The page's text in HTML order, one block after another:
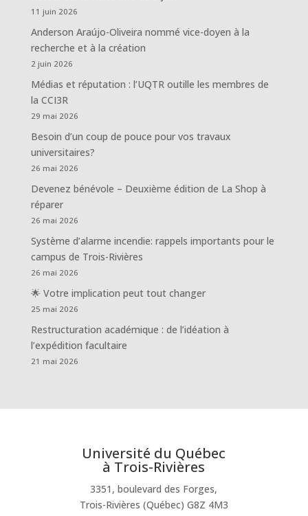
11 juin 2026
Anderson Araújo-Oliveira nommé vice-doyen à la
recherche et à la création
2 juin 2026
Médias et réputation : l’UQTR outille les membres de
la CCI3R
29 mai 2026
Besoin d’un coup de pouce pour vos travaux
universitaires?
26 mai 2026
Devenez bénévole – Deuxième édition de La Shop à
réparer
26 mai 2026
Système d’alarme incendie: rappels importants pour le
campus de Trois-Rivières
26 mai 2026
🌟 Votre implication peut tout changer
25 mai 2026
Restructuration académique : de l’idéation à
l’expédition facultaire
21 mai 2026
Université du Québec
à Trois-Rivières
3351, boulevard des Forges,
Trois-Rivières (Québec) G8Z 4M3